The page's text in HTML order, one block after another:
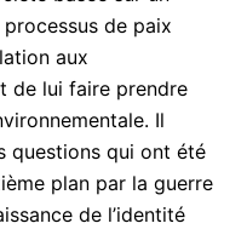
de paix
aux
de lui faire prendre
Il
questions qui ont été
plan par la guerre
de l’identité